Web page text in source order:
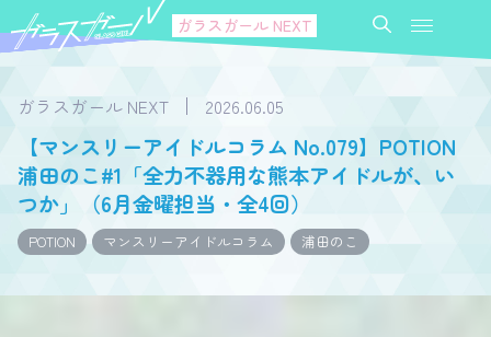
ガラスガール NEXT
ガラスガール NEXT 2026.06.05
【マンスリーアイドルコラム No.079】POTION
浦田のこ#1「全力不器用な熊本アイドルが、い
つか」（6月金曜担当・全4回）
POTION マンスリーアイドルコラム 浦田のこ